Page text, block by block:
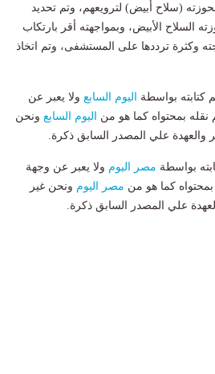
(سلاح أبيض) لترويعهم، وتم تحديد
السلاح الأبيض، وبمواجهته أقر بارتكاب
وكثرة ترددها على المستشفى، وتم اتخاذ
كتابته بواسطة اليوم السابع ولا يعبر عن
نقله بمحتواه كما هو من اليوم السابع ونحن
والعهدة علي المصدر السابق ذكرة.
بواسطة مصر اليوم ولا يعبر عن وجهة
بمحتواه كما هو من مصر اليوم ونحن غير
علي المصدر السابق ذكرة.